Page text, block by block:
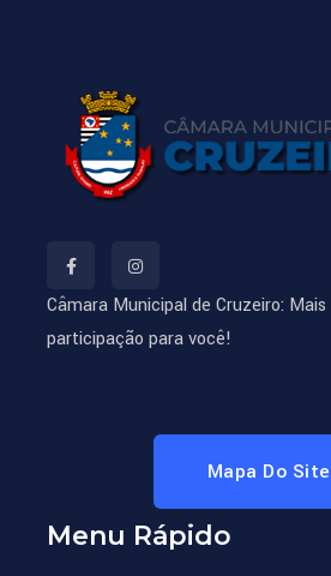
Câmara Municipal de Cruzeiro:
participação para você!
Mapa Do Site
Menu Rápido